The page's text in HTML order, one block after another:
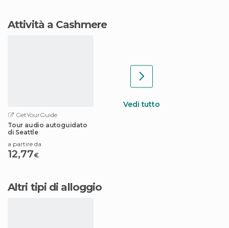
Attività a Cashmere
GetYourGuide
Tour audio autoguidato
di Seattle
a partire da
12,77€
Vedi tutto
Altri tipi di alloggio